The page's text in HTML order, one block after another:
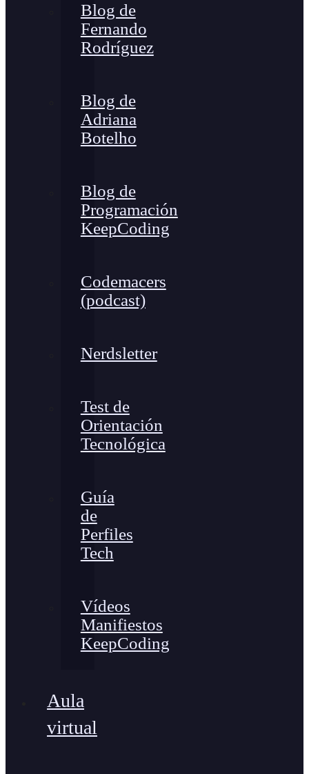
Blog de
Fernando
Rodríguez
Blog de
Adriana
Botelho
Blog de
Programación
KeepCoding
Codemacers
(podcast)
Nerdsletter
Test de
Orientación
Tecnológica
Guía
de
Perfiles
Tech
Vídeos
Manifiestos
KeepCoding
Aula
virtual